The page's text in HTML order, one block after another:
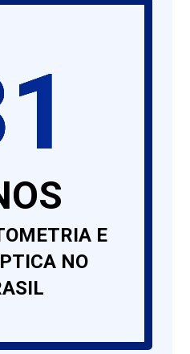
E
NO